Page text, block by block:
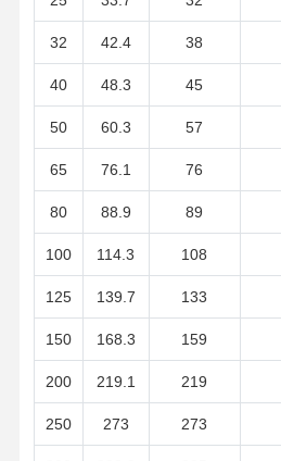
Tubulações sem emenda de aço
Encaixes de tubulação sanitária
TUBO DOS VAGABUNDOS
Tubulações soldadas de aço
32 42.4 38
40 48.3 45
50 60.3 57
65 76.1 76
80 88.9 89
100 114.3 108
125 139.7 133
150 168.3 159
200 219.1 219
250 273 273